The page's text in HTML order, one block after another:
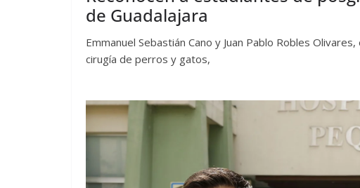
de Guadalajara
Emmanuel Sebastián Cano y Juan Pablo Robles
cirugía de perros y gatos,